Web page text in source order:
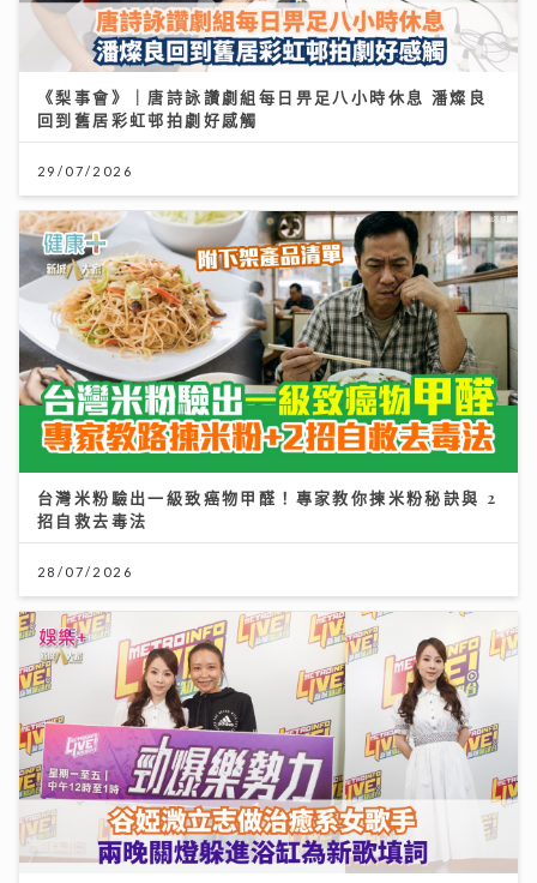
《梨事會》｜唐詩詠讚劇組每日畀足八小時休息 潘燦良
回到舊居彩虹邨拍劇好感觸
29/07/2026
台灣米粉驗出一級致癌物甲醛！專家教你揀米粉秘訣與 2
招自救去毒法
28/07/2026
《勁爆樂勢力》｜谷婭溦立志做治癒系女歌手 兩晚關燈
躲進浴缸為新歌填詞